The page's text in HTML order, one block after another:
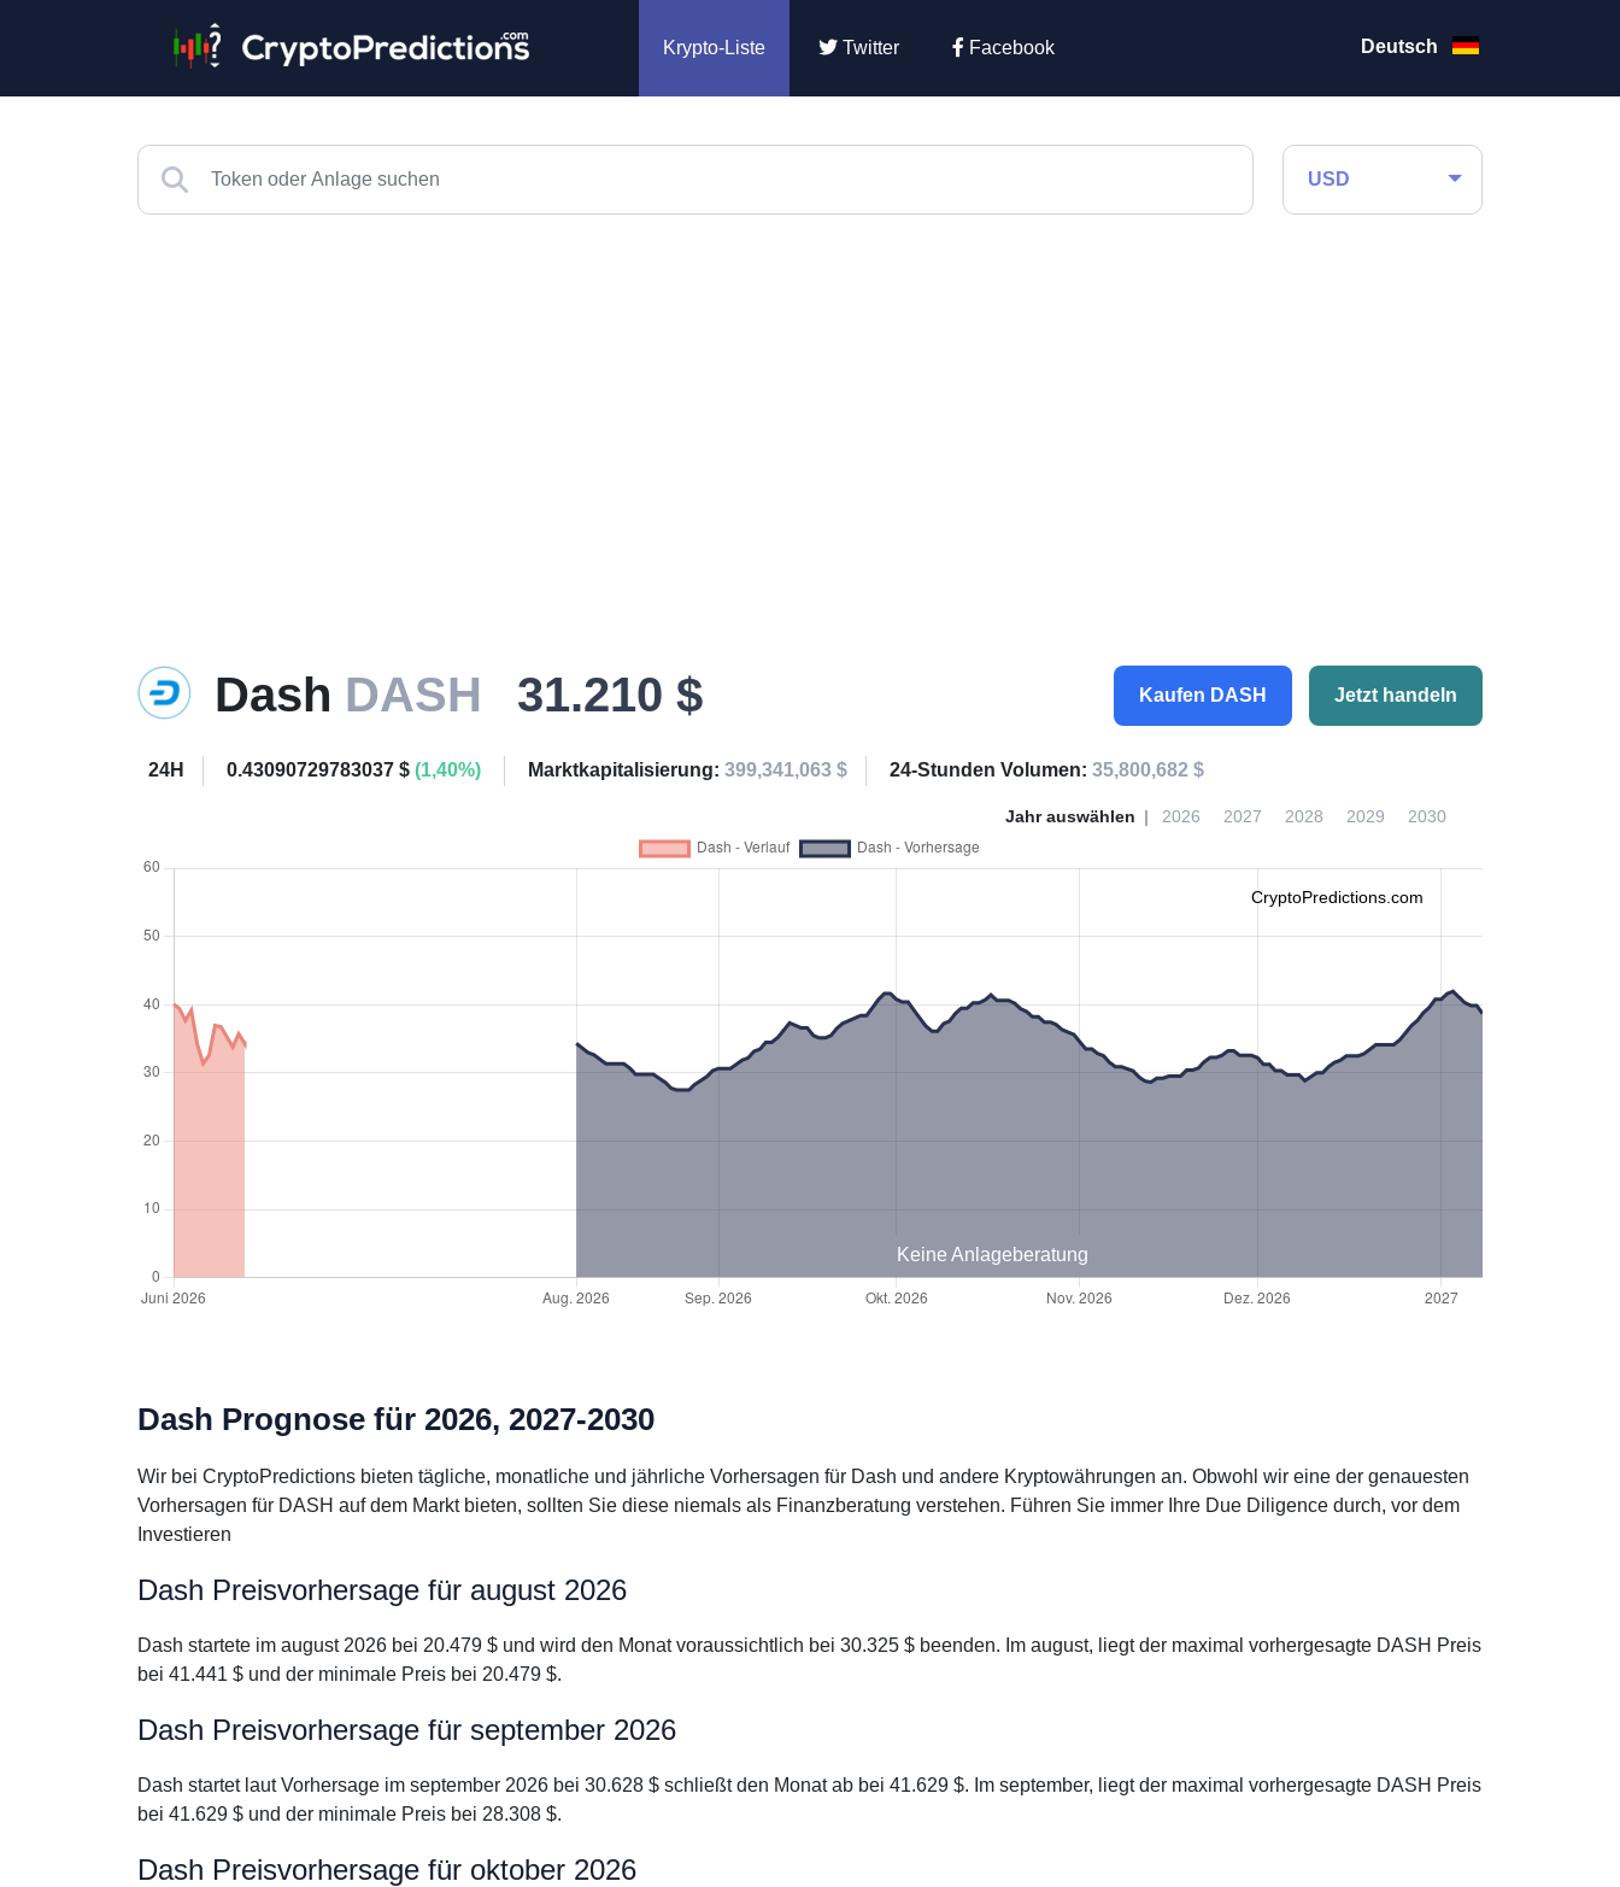
Krypto-Liste Twitter Facebook Deutsch
USD
Dash DASH 31.210 $ Kaufen DASH Jetzt handeln
24H 0.43090729783037 $ (1,40%) Marktkapitalisierung: 399,341,063 $ 24-Stunden Volumen: 35,800,682 $
Jahr auswählen 2026 2027 2028 2029 2030
CryptoPredictions.com
Keine Anlageberatung
Dash Prognose für 2026, 2027-2030
Wir bei CryptoPredictions bieten tägliche, monatliche und jährliche Vorhersagen für Dash und andere Kryptowährungen an. Obwohl wir eine der genauesten
Vorhersagen für DASH auf dem Markt bieten, sollten Sie diese niemals als Finanzberatung verstehen. Führen Sie immer Ihre Due Diligence durch, vor dem
Investieren
Dash Preisvorhersage für august 2026
Dash startete im august 2026 bei 20.479 $ und wird den Monat voraussichtlich bei 30.325 $ beenden. Im august, liegt der maximal vorhergesagte DASH Preis
bei 41.441 $ und der minimale Preis bei 20.479 $.
Dash Preisvorhersage für september 2026
Dash startet laut Vorhersage im september 2026 bei 30.628 $ schließt den Monat ab bei 41.629 $. Im september, liegt der maximal vorhergesagte DASH Preis
bei 41.629 $ und der minimale Preis bei 28.308 $.
Dash Preisvorhersage für oktober 2026